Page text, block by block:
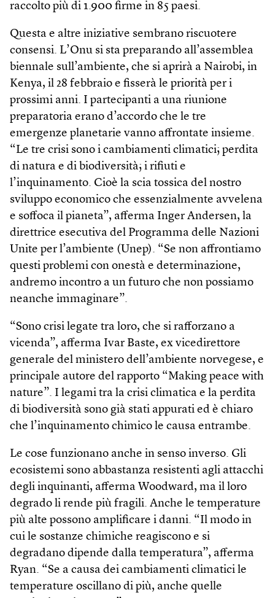
raccolto più di 1.900 firme in 85 paesi.
Questa e altre iniziative sembrano riscuotere
consensi. L’Onu si sta preparando all’assemblea
biennale sull’ambiente, che si aprirà a Nairobi, in
Kenya, il 28 febbraio e fisserà le priorità per i
prossimi anni. I partecipanti a una riunione
preparatoria erano d’accordo che le tre
emergenze planetarie vanno affrontate insieme.
“Le tre crisi sono i cambiamenti climatici; perdita
di natura e di biodiversità; i rifiuti e
l’inquinamento. Cioè la scia tossica del nostro
sviluppo economico che essenzialmente avvelena
e soffoca il pianeta”, afferma Inger Andersen, la
direttrice esecutiva del Programma delle Nazioni
Unite per l’ambiente (Unep). “Se non affrontiamo
questi problemi con onestà e determinazione,
andremo incontro a un futuro che non possiamo
neanche immaginare”.
“Sono crisi legate tra loro, che si rafforzano a
vicenda”, afferma Ivar Baste, ex vicedirettore
generale del ministero dell’ambiente norvegese, e
principale autore del rapporto “Making peace with
nature”. I legami tra la crisi climatica e la perdita
di biodiversità sono già stati appurati ed è chiaro
che l’inquinamento chimico le causa entrambe.
Le cose funzionano anche in senso inverso. Gli
ecosistemi sono abbastanza resistenti agli attacchi
degli inquinanti, afferma Woodward, ma il loro
degrado li rende più fragili. Anche le temperature
più alte possono amplificare i danni. “Il modo in
cui le sostanze chimiche reagiscono e si
degradano dipende dalla temperatura”, afferma
Ryan. “Se a causa dei cambiamenti climatici le
temperature oscillano di più, anche quelle